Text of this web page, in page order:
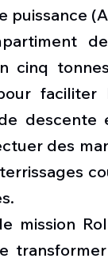
puissance
cinq
des
mission